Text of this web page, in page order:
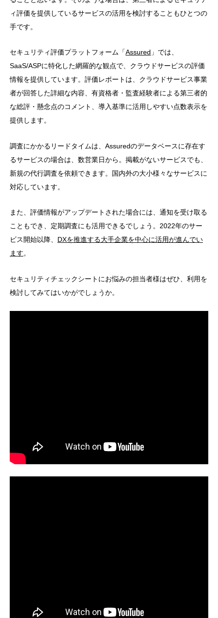
ィ評価を提供しているサービスの活用を検討することもひとつの
手です。
セキュリティ評価プラットフォーム「Assured 」では、
SaaS/ASPに特化した網羅的な観点で、クラウドサービスの評価
情報を提供しています。評価レポートは、クラウドサービス事業
者が回答した詳細な内容、有資格者・監査経験者による第三者的
な総評・懸念点のコメント、導入基準に活用しやすい点数表示を
提供します。
調査にかかるリードタイムは、Assuredのデータベースに存在す
るサービスの場合は、数営業日から。掲載がないサービスでも、
新規の代行調査を依頼できます。国内外の大小様々なサービスに
対応しています。
また、評価情報がアップデートされた場合には、通知を受け取る
こともでき、定期調査にも活用できるでしょう。2022年のサー
ビス開始以降、 DXを推進する大手企業を中心に活用が進んでい
ます。
セキュリティチェックシートにお悩みの担当者様はぜひ、利用を
検討してみてはいかがでしょうか。